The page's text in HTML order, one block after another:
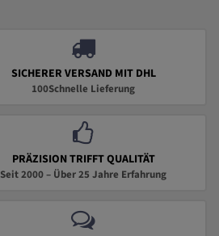
SICHERER VERSAND MIT DHL
100Schnelle Lieferung
PRÄZISION TRIFFT QUALITÄT
Seit 2000 – Über 25 Jahre Erfahrung